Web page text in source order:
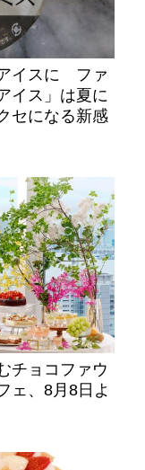
イスに ファ
イス」は夏に
セになる新感
チョコファウ
ェ、8月8日よ